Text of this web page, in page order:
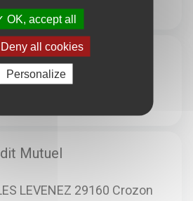
Mutuel
Mutuel
LEVENEZ 29160 Crozon
OK, accept all
Deny all cookies
Personalize